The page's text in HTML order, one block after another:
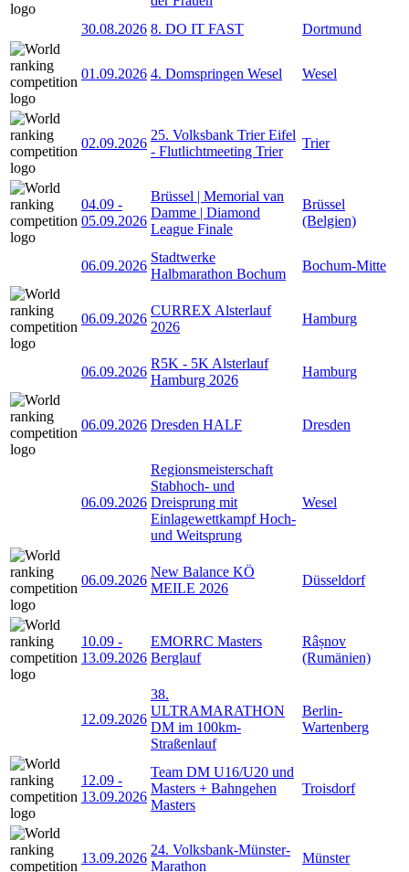
30.08.2026 8. DO IT FAST Dortmund
01.09.2026 4. Domspringen Wesel Wesel
02.09.2026
25. Volksbank Trier Eifel
- Flutlichtmeeting Trier
Trier
04.09 -
05.09.2026
Brüssel | Memorial van
Damme | Diamond
League Finale
Brüssel
(Belgien)
06.09.2026
Stadtwerke
Halbmarathon Bochum
Bochum-Mitte
06.09.2026
CURREX Alsterlauf
2026
Hamburg
06.09.2026
R5K - 5K Alsterlauf
Hamburg 2026
Hamburg
06.09.2026 Dresden HALF Dresden
06.09.2026
Regionsmeisterschaft
Stabhoch- und
Dreisprung mit
Einlagewettkampf Hoch-
und Weitsprung
Wesel
06.09.2026
New Balance KÖ
MEILE 2026
Düsseldorf
10.09 -
13.09.2026
EMORRC Masters
Berglauf
Râșnov
(Rumänien)
12.09.2026
38.
ULTRAMARATHON
DM im 100km-
Straßenlauf
Berlin-
Wartenberg
12.09 -
13.09.2026
Team DM U16/U20 und
Masters + Bahngehen
Masters
Troisdorf
13.09.2026
24. Volksbank-Münster-
Marathon
Münster